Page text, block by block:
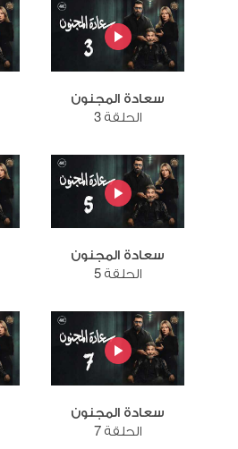
سعادة المجنون
الحلقة 3
سعادة المجنون
الحلقة 5
سعادة المجنون
الحلقة 7